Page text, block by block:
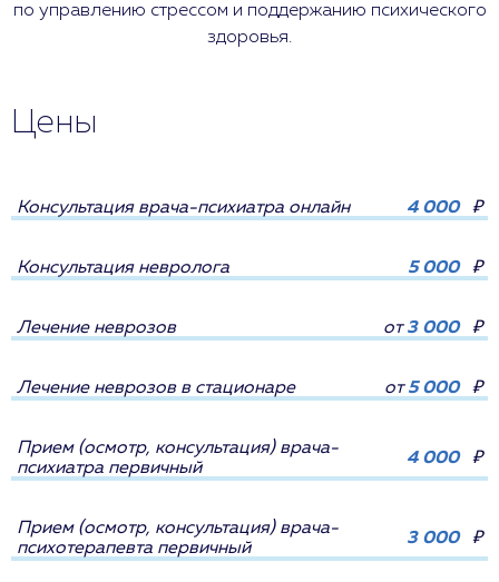
по управлению стрессом и поддержанию психического
здоровья.
Цены
Консультация врача-психиатра онлайн 4 000 ₽
Консультация невролога 5 000 ₽
Лечение неврозов от3 000 ₽
Лечение неврозов в стационаре от5 000 ₽
Прием (осмотр, консультация) врача-
психиатра первичный
4 000 ₽
Прием (осмотр, консультация) врача-
психотерапевта первичный
3 000 ₽